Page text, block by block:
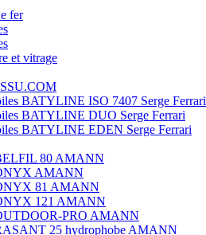
fer
et vitrage
BATYLINE ISO 7407 Serge Ferrari
BATYLINE DUO Serge Ferrari
BATYLINE EDEN Serge Ferrari
80 AMANN
AMANN
81 AMANN
121 AMANN
PRO AMANN
25 hydrophobe AMANN